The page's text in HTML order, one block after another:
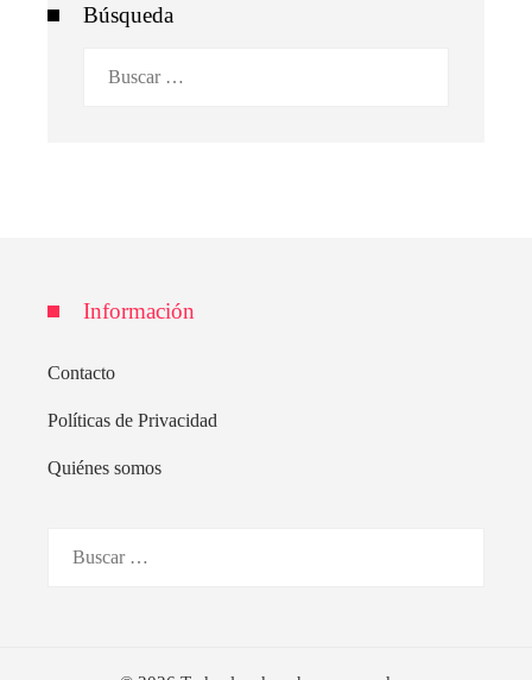
Búsqueda
Información
Contacto
Políticas de Privacidad
Quiénes somos